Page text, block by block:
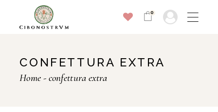
0
CONFETTURA EXTRA
Home confettura extra